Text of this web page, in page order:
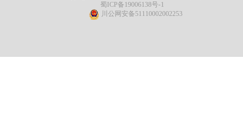
蜀ICP备19006138号-1
川公网安备51110002002253